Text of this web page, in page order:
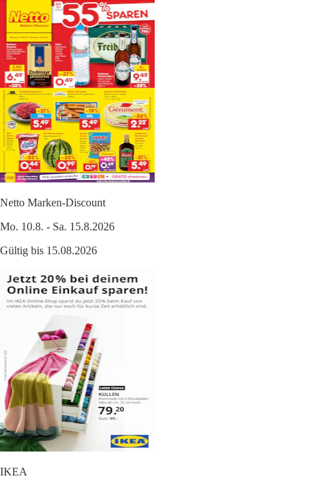
Netto Marken-Discount
Mo. 10.8. - Sa. 15.8.2026
Gültig bis 15.08.2026
IKEA